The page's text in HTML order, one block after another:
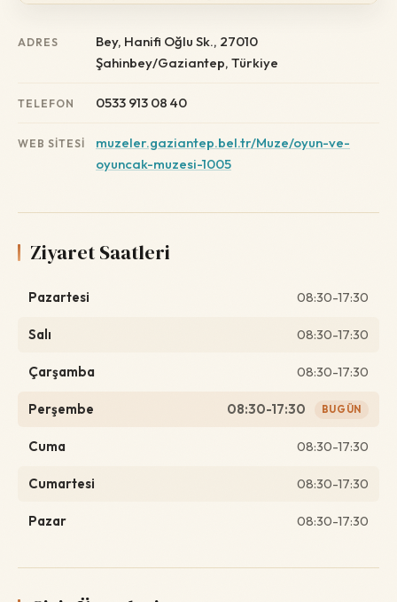
ADRES
Bey, Hanifi Oğlu Sk., 27010
Şahinbey/Gaziantep, Türkiye
TELEFON 0533 913 08 40
WEB SITESI
muzeler.gaziantep.bel.tr/Muze/oyun-ve-
oyuncak-muzesi-1005
Ziyaret Saatleri
Pazartesi 08:30-17:30
Salı 08:30-17:30
Çarşamba 08:30-17:30
Perşembe 08:30-17:30 BUGÜN
Cuma 08:30-17:30
Cumartesi 08:30-17:30
Pazar 08:30-17:30